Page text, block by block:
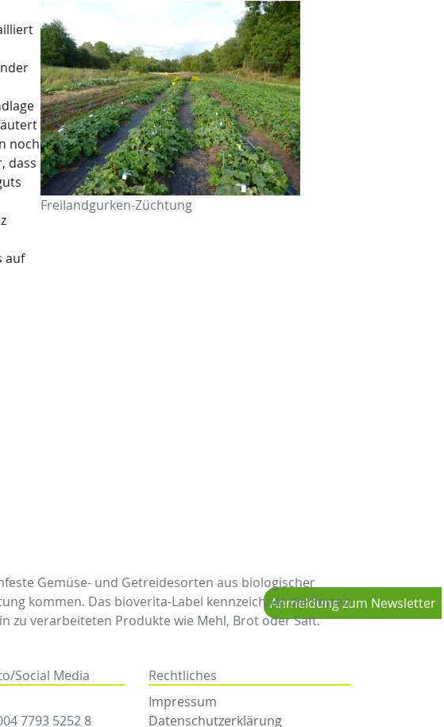
noch
dass
auf
Freilandgurken-Züchtung
Anmeldung zum Newsletter
Gemüse- und Getreidesorten aus biologischer
kommen. Das bioverita-Label kennzeichnet die Sorten
zu verarbeiteten Produkte wie Mehl, Brot oder Saft.
Social Media
7793 5252 8
Rechtliches
Impressum
Datenschutzerklärung